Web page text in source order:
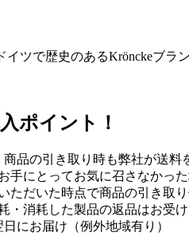
ツで歴史のあるKrönckeブラ
ポイント！
商品の引き取り時も弊社が送料
手にとってお気に召さなかっ
ただいた時点で商品の引き取
・消耗した製品の返品はお受け
にお届け（例外地域有り）